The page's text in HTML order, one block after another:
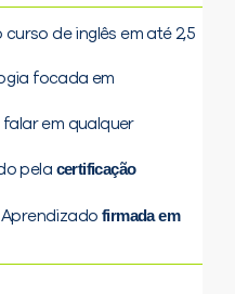
de inglês em até 2,5
focada em
em qualquer
pela certificação
firmada em